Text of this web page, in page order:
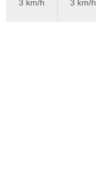
3 km/h
3 km/h